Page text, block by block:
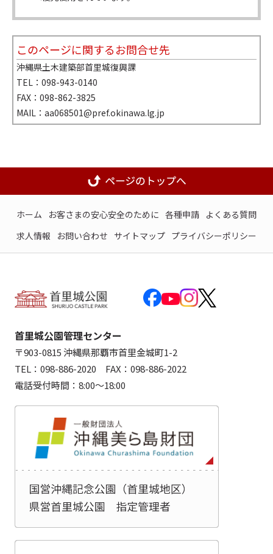
このページに関するお問合せ先
沖縄県土木建築部首里城復興課
TEL：098-943-0140
FAX：098-862-3825
MAIL：aa068501@pref.okinawa.lg.jp
ホーム お客さまの安心安全のために 各種申請 よくある質問
求人情報
お問い合わせ サイトマップ プライバシーポリシー
首里城公園管理センター
〒903-0815 沖縄県那覇市首里金城町1-2
TEL：098-886-2020 FAX：098-886-2022
電話受付時間：8:00～18:00